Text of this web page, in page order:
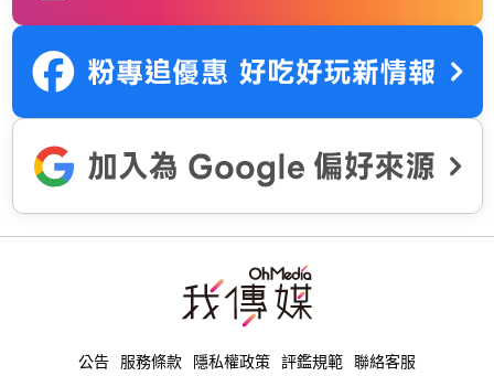
公告 服務條款 隱私權政策 評鑑規範 聯絡客服